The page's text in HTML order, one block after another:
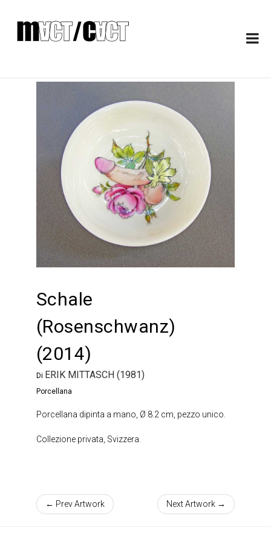
Schale
(Rosenschwanz)
(2014)
Di ERIK MITTASCH (1981)
Porcellana
Porcellana dipinta a mano, Ø 8.2 cm, pezzo unico.
Collezione privata, Svizzera.
← Prev Artwork Next Artwork →